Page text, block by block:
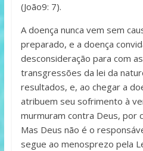
(João9: 7).
A doença nunca vem sem
preparado, e a doença
desconsideração para com
transgressões da lei da
resultados, e, ao chegar a
atribuem seu sofrimento à
murmuram contra Deus, por
Mas Deus não é o
segue ao menosprezo pela